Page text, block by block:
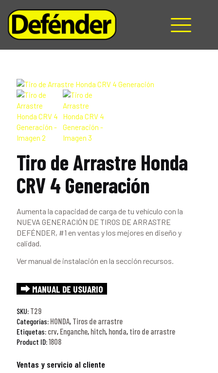
PRODUCTOS
MANUALES
RECURSOS
BLOG
CONTACTO
Tiro de Arrastre Honda
CRV 4 Generación
Aumenta la capacidad de carga de tu vehículo con la
NUEVA GENERACIÓN DE TIROS DE ARRASTRE
DEFÉNDER, #1 en ventas y los mejores en diseño y
calidad.
Ver manual de instalación en la sección recursos.
⮕ MANUAL DE USUARIO
SKU: T29
Categorías: HONDA, Tiros de arrastre
Etiquetas: crv, Enganche, hitch, honda, tiro de arrastre
Product ID:1808
Ventas y servicio al cliente